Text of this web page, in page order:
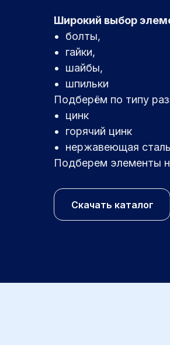
Широкий выбор
болты,
гайки,
шайбы,
шпильки
Подберём по типу
цинк
горячий цинк
нержавеющая сталь
Подберем элементы
Скачать каталог